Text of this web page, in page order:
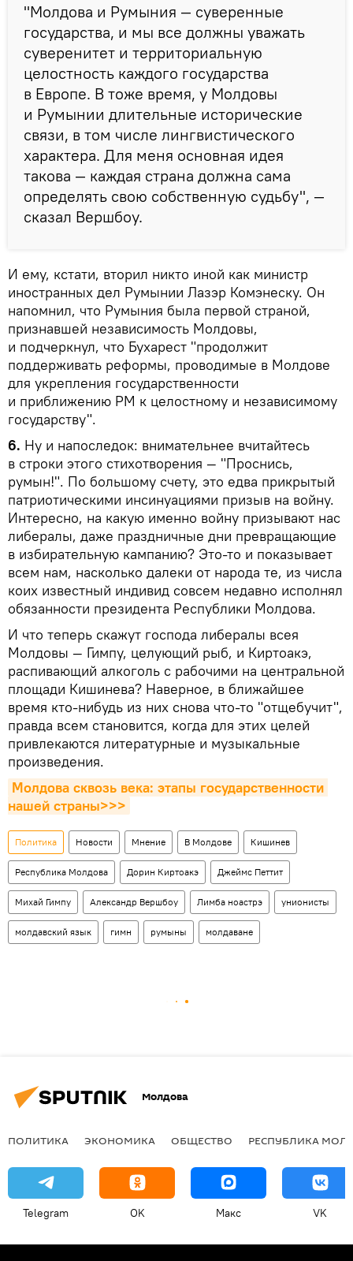
"Молдова и Румыния — суверенные
государства, и мы все должны уважать
суверенитет и территориальную
целостность каждого государства
в Европе. В тоже время, у Молдовы
и Румынии длительные исторические
связи, в том числе лингвистического
характера. Для меня основная идея
такова — каждая страна должна сама
определять свою собственную судьбу", —
сказал Вершбоу.
И ему, кстати, вторил никто иной как министр
иностранных дел Румынии Лазэр Комэнеску. Он
напомнил, что Румыния была первой страной,
признавшей независимость Молдовы,
и подчеркнул, что Бухарест "продолжит
поддерживать реформы, проводимые в Молдове
для укрепления государственности
и приближению РМ к целостному и независимому
государству".
6. Ну и напоследок: внимательнее вчитайтесь
в строки этого стихотворения — "Проснись,
румын!". По большому счету, это едва прикрытый
патриотическими инсинуациями призыв на войну.
Интересно, на какую именно войну призывают нас
либералы, даже праздничные дни превращающие
в избирательную кампанию? Это-то и показывает
всем нам, насколько далеки от народа те, из числа
коих известный индивид совсем недавно исполнял
обязанности президента Республики Молдова.
И что теперь скажут господа либералы всея
Молдовы — Гимпу, целующий рыб, и Киртоакэ,
распивающий алкоголь с рабочими на центральной
площади Кишинева? Наверное, в ближайшее
время кто-нибудь из них снова что-то "отщебучит",
правда всем становится, когда для этих целей
привлекаются литературные и музыкальные
произведения.
Молдова сквозь века: этапы государственности
нашей страны>>>
Политика Новости Мнение В Молдове Кишинев
Республика Молдова Дорин Киртоакэ Джеймс Петтит
Михай Гимпу Александр Вершбоу Лимба ноастрэ унионисты
молдавский язык гимн румыны молдаване
Молдова
ПОЛИТИКА ЭКОНОМИКА ОБЩЕСТВО РЕСПУБЛИКА
Telegram OK Макс VK